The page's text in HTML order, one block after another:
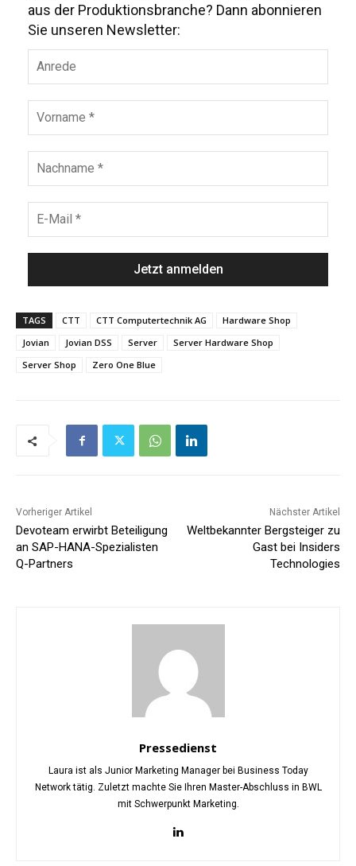
aus der Produktionsbranche? Dann abonnieren
Sie unseren Newsletter:
TAGS CTT CTT Computertechnik AG
Hardware Shop
Jovian
Jovian DSS Server
Server Hardware Shop
Server Shop
Zero One Blue
Vorheriger Artikel
Devoteam erwirbt Beteiligung
an SAP-HANA-Spezialisten
Q-Partners
Nächster Artikel
Weltbekannter Bergsteiger zu
Gast bei Insiders
Technologies
Pressedienst
Laura ist als Junior Marketing Manager bei Business Today
Network tätig. Zuletzt machte Sie Ihren Master-Abschluss in BWL
mit Schwerpunkt Marketing.